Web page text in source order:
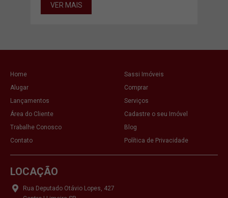
VER MAIS
Home
Sassi Imóveis
Alugar
Comprar
Lançamentos
Serviços
Área do Cliente
Cadastre o seu Imóvel
Trabalhe Conosco
Blog
Contato
Política de Privacidade
LOCAÇÃO
Rua Deputado Otávio Lopes, 427